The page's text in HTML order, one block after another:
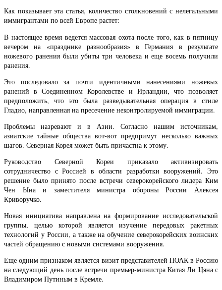
Как показывает эта статья, количество столкновений с нелегальными
иммигрантами по всей Европе растет:
В настоящее время ведется массовая охота после того, как в пятницу
вечером на «празднике разнообразия» в Германия в результате
ножевого ранения были убиты три человека и еще восемь получили
ранения.
Это последовало за почти идентичными нанесениями ножевых
ранений в Соединенном Королевстве и Ирландии, что позволяет
предположить, что это была разведывательная операция в стиле
Гладио, направленная на пресечение неконтролируемой иммиграции.
Проблемы назревают и в Азии. Согласно нашим источникам,
азиатские тайные общества вот-вот предпримут несколько важных
шагов. Северная Корея может быть причастна к этому.
Руководство Северной Кореи приказало активизировать
сотрудничество с Россией в области разработки вооружений. Это
решение было принято после встречи северокорейского лидера Ким
Чен Ына и заместителя министра обороны России Алексея
Криворучко.
Новая инициатива направлена на формирование исследовательской
группы, целью которой является изучение передовых ракетных
технологий у России, а также на обучение северокорейских воинских
частей обращению с новыми системами вооружения.
Еще одним признаком является визит представителей НОАК в Россию
на следующий день после встречи премьер-министра Китая Ли Цяна с
Владимиром Путиным в Кремле.